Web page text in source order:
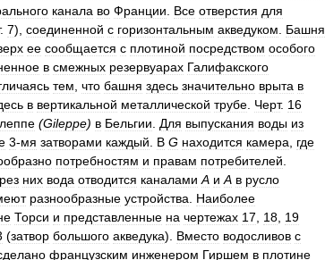
канала во Франции Все отверстия для
. 7), соединенной с горизонтальным акведуком
Башня
ее сообщается с плотиной посредством особого
в смежных резервуарах Галифакского
тем что башня здесь значительно врыта в
в вертикальной металлической трубе Черт. 16
(Gileppe) в Бельгии Для выпускания воды из
3-мя затворами каждый В G находится камера
где
потребностям и правам потребителей
них вода отводится каналами А и А в русло
разнообразные устройства
Наиболее
Торси и представленные на чертежах 17 18 19
(затвор большого акведука). Вместо водосливов с
французским инженером Гиршем в плотине